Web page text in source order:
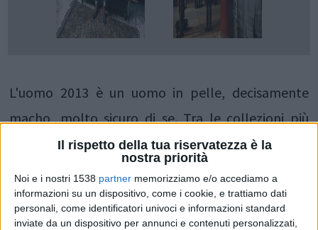
Il rispetto della tua riservatezza è la
nostra priorità
Noi e i nostri 1538 partner memorizziamo e/o accediamo a
informazioni su un dispositivo, come i cookie, e trattiamo dati
personali, come identificatori univoci e informazioni standard
inviate da un dispositivo per annunci e contenuti personalizzati,
L'uomo 2013 è un uomo in pelle, decisamente
macho, molto sicuro di se. Tra le collezioni più
belle quella di Pal Zilieri che propone la linea Lab,
estremamente elegante e soprattutto versatile.
Molto ammirati i trench di pelle stretti in vita, gli
ensemble discreti, i morbidi maglioni di un caldo